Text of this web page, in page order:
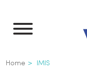
naar
inhoud
Kruimelpad
Home IMIS